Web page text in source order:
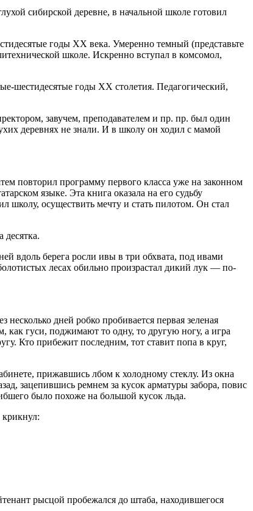
сибирской деревне, в начальной школе готовил
годы XX века. Умеренно темный (представьте
школе. Искренно вступал в комсомол,
шестидесятые годы XX столетия. Педагогический,
завучем, преподавателем и пр. пр. был один
деревнях не знали. И в школу он ходил с мамой
повторил программу первого класса уже на законном
языке. Эта книга оказала на его судьбу
школу, осуществить мечту и стать пилотом. Он стал
вдоль берега росли ивы в три обхвата, под ивами
лесах обильно произрастал дикий лук — по-
дней робко пробивается первая зеленая
как гуси, поджимают то одну, то другую ногу, а игра
Кто прибежит последним, тот ставит попа в круг,
прижавшись лбом к холодному стеклу. Из окна
зацепившись ремнем за кусок арматуры забора, повис
было похоже на большой кусок льда.
рысцой пробежался до штаба, находившегося